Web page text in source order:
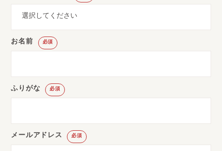
お名前 必須
ふりがな 必須
メールアドレス 必須